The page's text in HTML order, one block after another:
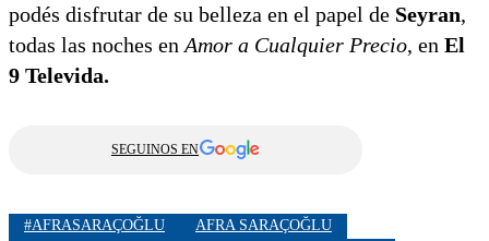
podés disfrutar de su belleza en el papel de Seyran,
todas las noches en Amor a Cualquier Precio, en El
9 Televida.
SEGUINOS EN
#AFRASARAÇOĞLU
AFRA SARAÇOĞLU